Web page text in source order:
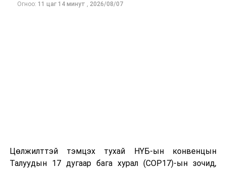
Огноо: 11 цаг 14 минут , 2026/08/07
Цөлжилттэй тэмцэх тухай НҮБ-ын конвенцын
Талуудын 17 дугаар бага хурал (COP17)-ын зочид,